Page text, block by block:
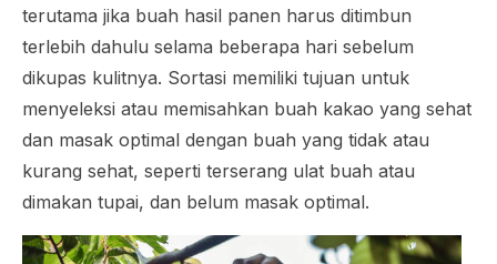
terutama jika buah hasil panen harus ditimbun
terlebih dahulu selama beberapa hari sebelum
dikupas kulitnya. Sortasi memiliki tujuan untuk
menyeleksi atau memisahkan buah kakao yang sehat
dan masak optimal dengan buah yang tidak atau
kurang sehat, seperti terserang ulat buah atau
dimakan tupai, dan belum masak optimal.